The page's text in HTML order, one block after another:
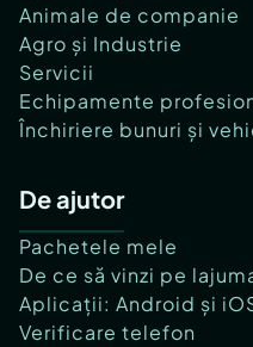
Animale de companie
Agro și Industrie
Servicii
Echipamente
Închiriere bunuri și
De ajutor
Pachetele mele
De ce să vinzi pe
Aplicații: Android și
Verificare telefon